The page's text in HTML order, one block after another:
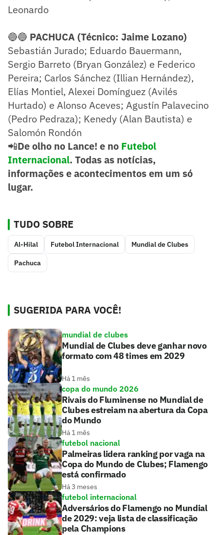
Leonardo
🔵🔵 PACHUCA (Técnico: Jaime Lozano)
Sebastián Jurado; Eduardo Bauermann,
Sergio Barreto (Bryan González) e Federico
Pereira; Carlos Sánchez (Illian Hernández),
Elías Montiel, Alexei Domínguez (Avilés
Hurtado) e Alonso Aceves; Agustín Palavecino
(Pedro Pedraza); Kenedy (Alan Bautista) e
Salomón Rondón
📲De olho no Lance! e no Futebol
Internacional. Todas as notícias,
informações e acontecimentos em um só
lugar.
TUDO SOBRE
Al-Hilal Futebol Internacional Mundial de Clubes
Pachuca
SUGERIDA PARA VOCÊ!
mundial de clubes
Mundial de Clubes deve ganhar novo
formato com 48 times em 2029
Há 1 mês
copa do mundo 2026
Rivais do Fluminense no Mundial de
Clubes estreiam na abertura da Copa
do Mundo
Há 1 mês
futebol nacional
Palmeiras lidera ranking por vaga na
Copa do Mundo de Clubes; Flamengo
está confirmado
Há 3 meses
futebol internacional
Adversários do Flamengo no Mundial
de 2029: veja lista de classificação
pela Champions